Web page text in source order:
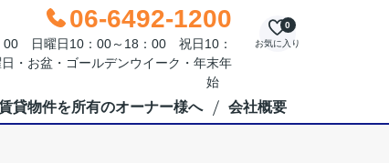
06-6492-1200
00 日曜日10：00～18：00 祝日10：
・お盆・ゴールデンウイーク・年末年
始
お気に入り
0
貸物件を所有のオーナー様へ 会社概要